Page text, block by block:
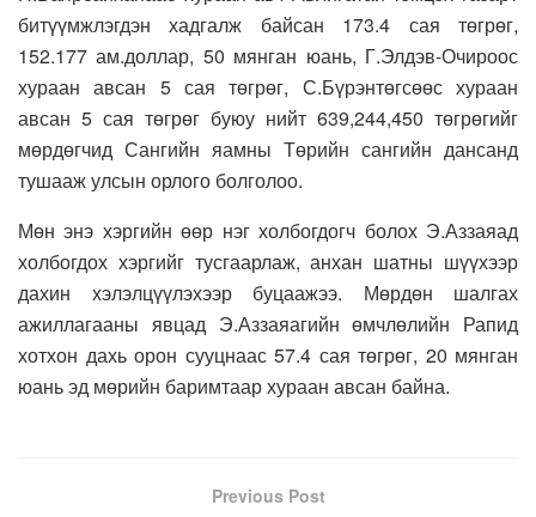
битүүмжлэгдэн хадгалж байсан 173.4 сая төгрөг,
152.177 ам.доллар, 50 мянган юань, Г.Элдэв-Очироос
хураан авсан 5 сая төгрөг, С.Бүрэнтөгсөөс хураан
авсан 5 сая төгрөг буюу нийт 639,244,450 төгрөгийг
мөрдөгчид Сангийн яамны Төрийн сангийн дансанд
тушааж улсын орлого болголоо.
Мөн энэ хэргийн өөр нэг холбогдогч болох Э.Аззаяад
холбогдох хэргийг тусгаарлаж, анхан шатны шүүхээр
дахин хэлэлцүүлэхээр буцаажээ. Мөрдөн шалгах
ажиллагааны явцад Э.Аззаяагийн өмчлөлийн Рапид
хотхон дахь орон сууцнаас 57.4 сая төгрөг, 20 мянган
юань эд мөрийн баримтаар хураан авсан байна.
Previous Post